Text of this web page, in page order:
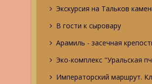
Экскурсия на Тальков
В гости к сыровару
Арамиль - засечная
Эко-комплекс "Уральская
Императорский маршрут.